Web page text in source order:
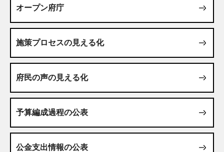
オープン府庁
施策プロセスの見える化
府民の声の見える化
予算編成過程の公表
公金支出情報の公表